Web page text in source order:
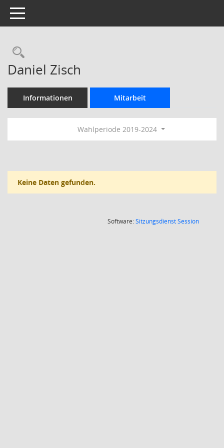
Toggle navigation
Rechercheauswahl
Daniel Zisch
Informationen Mitarbeit
Wahlperiode 2019-2024
Keine Daten gefunden.
Software:SitzungsdienstSession(Wird in